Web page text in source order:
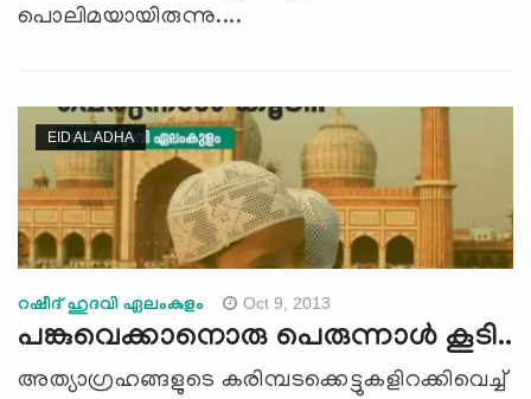
പൊലിമയായിരുന്നു....
EID AL ADHA
റഷീദ് ഹുദവി ഏലംകുളം Oct 9, 2013
പങ്കുവെക്കാനൊരു പെരുന്നാള്‍ കൂടി..
അത്യാഗ്രഹങ്ങളുടെ കരിമ്പടക്കെട്ടുകളിറക്കിവെച്ച്